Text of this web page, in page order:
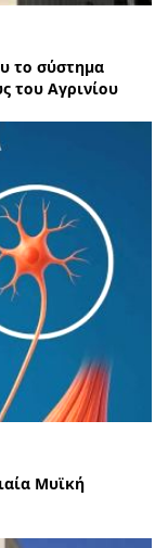
το σύστημα
του Αγρινίου
Μυϊκή